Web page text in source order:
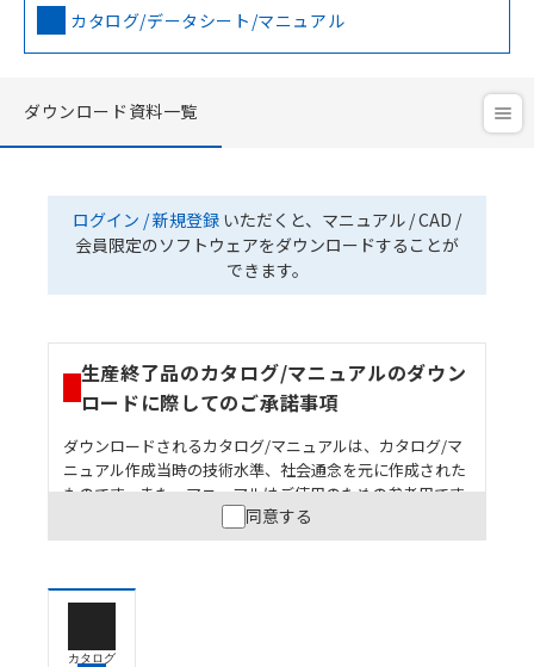
カタログ/データシート/マニュアル
ダウンロード資料一覧
ログイン / 新規登録 いただくと、マニュアル / CAD /
会員限定のソフトウェアをダウンロードすることが
できます。
生産終了品のカタログ/マニュアルのダウン
ロードに際してのご承諾事項
ダウンロードされるカタログ/マニュアルは、カタログ/マ
ニュアル作成当時の技術水準、社会通念を元に作成された
ものです。また、マニュアルはご使用のための参考用です
ので、ご使用にあたっての安全性については十分にご配慮
ください。以下の内容をご承諾の上、ご利用ください。
うな用途に使用される場合には、システム全体として
保できるよう設計されていること、および本製品が全
同意する
カタログ